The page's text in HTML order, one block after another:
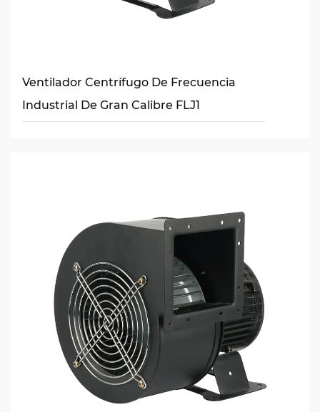
Ventilador Centrífugo De Frecuencia
Industrial De Gran Calibre FLJ1